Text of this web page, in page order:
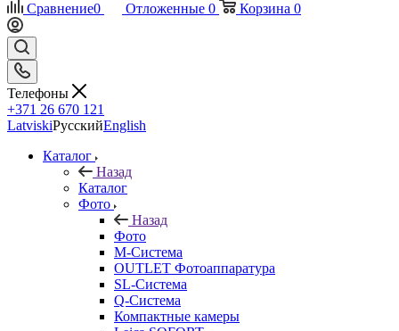
Сравнение0 Отложенные 0 Корзина 0
Телефоны
+371 26 670 121
LatviskiРусскийEnglish
Каталог
Назад
Каталог
Фото
Назад
Фото
M-Система
OUTLET Фотоаппаратура
SL-Система
Q-Cистема
Компактные камеры